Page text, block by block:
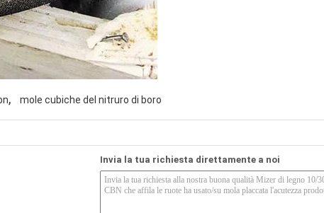
, mole cubiche del nitruro di boro
Invia la tua richiesta direttamente a noi